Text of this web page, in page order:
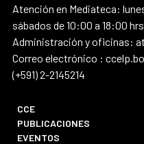
Atención en Mediateca:
sábados de 10:00 a 18:00 hrs
Administración y oficinas:
Correo electrónico :
(+591) 2-2145214
CCE
PUBLICACIONES
EVENTOS